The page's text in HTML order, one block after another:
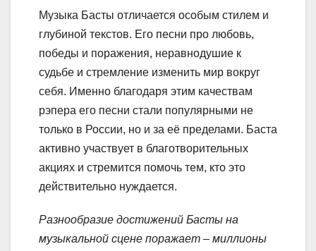
Музыка Басты отличается особым стилем и
глубиной текстов. Его песни про любовь,
победы и поражения, неравнодушие к
судьбе и стремление изменить мир вокруг
себя. Именно благодаря этим качествам
рэпера его песни стали популярными не
только в России, но и за её пределами. Баста
активно участвует в благотворительных
акциях и стремится помочь тем, кто это
действительно нуждается.
Разнообразие достижений Басты на
музыкальной сцене поражает – миллионы